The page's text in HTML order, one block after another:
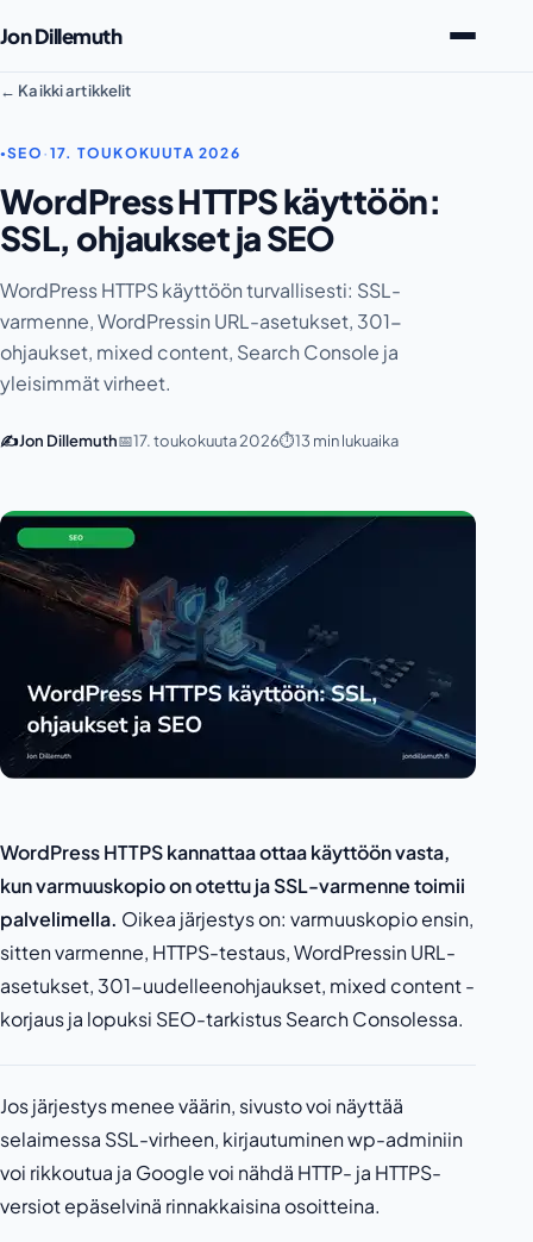
Jon Dillemuth
← Kaikki artikkelit
●SEO ·17. TOUKOKUUTA 2026
WordPress HTTPS käyttöön:
SSL, ohjaukset ja SEO
WordPress HTTPS käyttöön turvallisesti: SSL-
varmenne, WordPressin URL-asetukset, 301-
ohjaukset, mixed content, Search Console ja
yleisimmät virheet.
✍️Jon Dillemuth📅17. toukokuuta 2026⏱️13 min lukuaika
WordPress HTTPS kannattaa ottaa käyttöön vasta,
kun varmuuskopio on otettu ja SSL-varmenne toimii
palvelimella. Oikea järjestys on: varmuuskopio ensin,
sitten varmenne, HTTPS-testaus, WordPressin URL-
asetukset, 301-uudelleenohjaukset, mixed content -
korjaus ja lopuksi SEO-tarkistus Search Consolessa.
Jos järjestys menee väärin, sivusto voi näyttää
selaimessa SSL-virheen, kirjautuminen wp-adminiin
voi rikkoutua ja Google voi nähdä HTTP- ja HTTPS-
versiot epäselvinä rinnakkaisina osoitteina.